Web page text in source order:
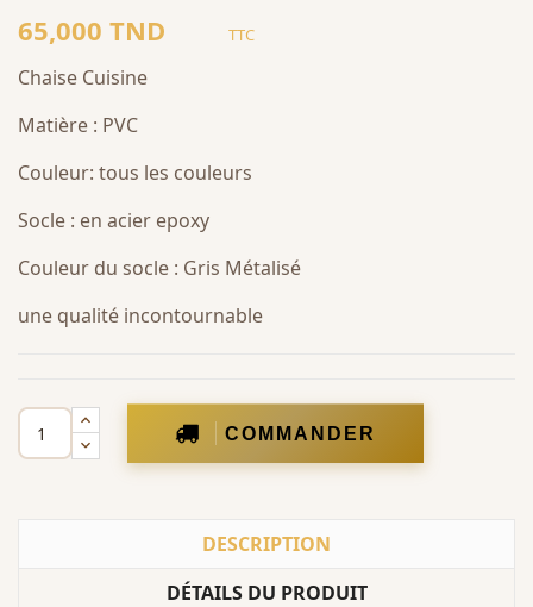
65,000 TND TTC
Chaise Cuisine
Matière : PVC
Couleur: tous les couleurs
Socle : en acier epoxy
Couleur du socle : Gris Métalisé
une qualité incontournable
COMMANDER
DESCRIPTION
DÉTAILS DU PRODUIT